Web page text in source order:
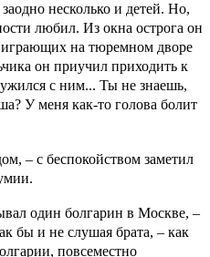
несколько и детей. Но,
любил. Из окна острога он
играющих на тюремном дворе
он приучил приходить к
с ним... Ты не знаешь,
У меня как-то голова болит
– с беспокойством заметил
один болгарин в Москве, –
бы и не слушая брата, – как
повсеместно